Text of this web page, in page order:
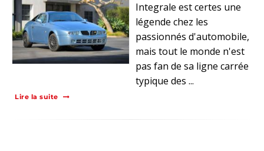
Integrale est certes une
légende chez les
passionnés d'automobile,
mais tout le monde n'est
pas fan de sa ligne carrée
typique des ...
Lire la suite